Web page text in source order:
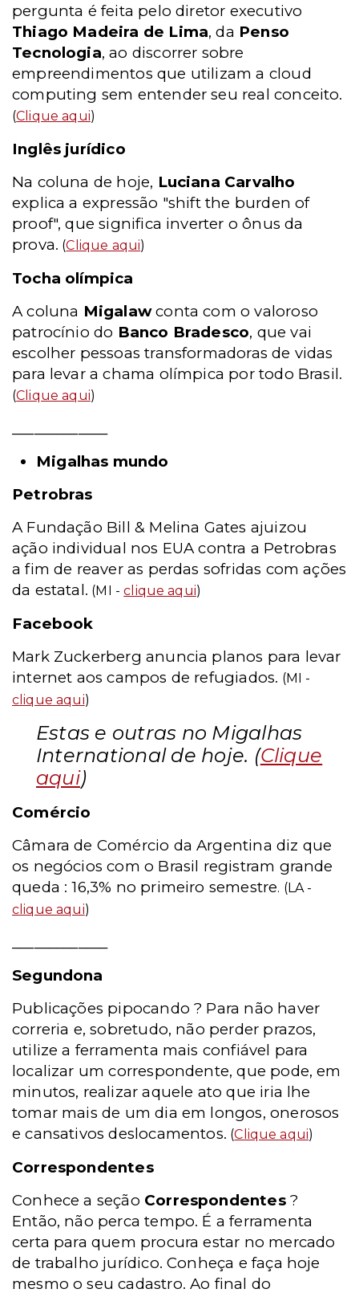
pergunta é feita pelo diretor executivo
Thiago Madeira de Lima, da Penso
Tecnologia, ao discorrer sobre
empreendimentos que utilizam a cloud
computing sem entender seu real conceito.
(Clique aqui)
Inglês jurídico
Na coluna de hoje, Luciana Carvalho
explica a expressão "shift the burden of
proof", que significa inverter o ônus da
prova. (Clique aqui)
Tocha olímpica
A coluna Migalawconta com o valoroso
patrocínio do Banco Bradesco, que vai
escolher pessoas transformadoras de vidas
para levar a chama olímpica por todo Brasil.
(Clique aqui)
Migalhas mundo
Petrobras
A Fundação Bill & Melina Gates ajuizou
ação individual nos EUA contra a Petrobras
a fim de reaver as perdas sofridas com ações
da estatal. (MI -clique aqui)
Facebook
Mark Zuckerberg anuncia planos para levar
internet aos campos de refugiados. (MI -
clique aqui)
Estas e outras no Migalhas
International de hoje. (Clique
aqui)
Comércio
Câmara de Comércio da Argentina diz que
os negócios com o Brasil registram grande
queda : 16,3% no primeiro semestre. (LA -
clique aqui)
Segundona
Publicações pipocando ? Para não haver
correria e, sobretudo, não perder prazos,
utilize a ferramenta mais confiável para
localizar um correspondente, que pode, em
minutos, realizar aquele ato que iria lhe
tomar mais de um dia em longos, onerosos
e cansativos deslocamentos. (Clique aqui)
Correspondentes
Conhece a seção Correspondentes?
Então, não perca tempo. É a ferramenta
certa para quem procura estar no mercado
de trabalho jurídico. Conheça e faça hoje
mesmo o seu cadastro. Ao final do